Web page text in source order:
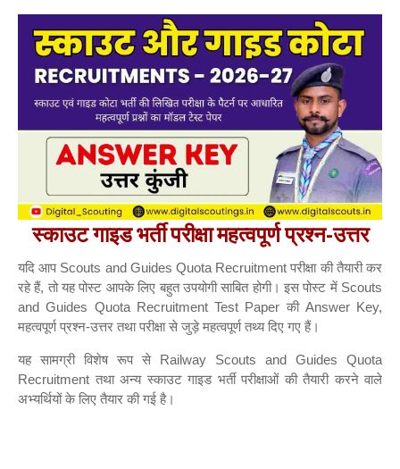
स्काउट गाइड भर्ती परीक्षा महत्वपूर्ण प्रश्न-उत्तर
यदि आप Scouts and Guides Quota Recruitment परीक्षा की तैयारी कर
रहे हैं, तो यह पोस्ट आपके लिए बहुत उपयोगी साबित होगी। इस पोस्ट में Scouts
and Guides Quota Recruitment Test Paper की Answer Key,
महत्वपूर्ण प्रश्न-उत्तर तथा परीक्षा से जुड़े महत्वपूर्ण तथ्य दिए गए हैं।
यह सामग्री विशेष रूप से Railway Scouts and Guides Quota
Recruitment तथा अन्य स्काउट गाइड भर्ती परीक्षाओं की तैयारी करने वाले
अभ्यर्थियों के लिए तैयार की गई है।